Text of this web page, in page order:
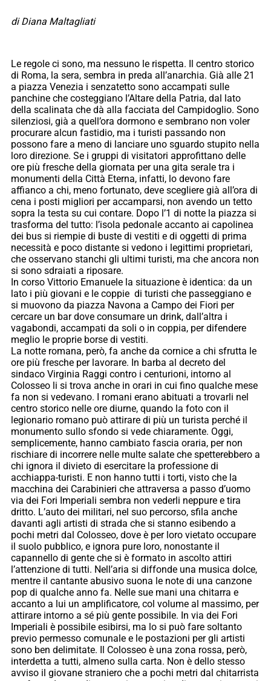
di Diana Maltagliati
Le regole ci sono, ma nessuno le rispetta. Il centro storico
di Roma, la sera, sembra in preda all’anarchia. Già alle 21
a piazza Venezia i senzatetto sono accampati sulle
panchine che costeggiano l’Altare della Patria, dal lato
della scalinata che dà alla facciata del Campidoglio. Sono
silenziosi, già a quell’ora dormono e sembrano non voler
procurare alcun fastidio, ma i turisti passando non
possono fare a meno di lanciare uno sguardo stupito nella
loro direzione. Se i gruppi di visitatori approfittano delle
ore più fresche della giornata per una gita serale tra i
monumenti della Città Eterna, infatti, lo devono fare
affianco a chi, meno fortunato, deve scegliere già all’ora di
cena i posti migliori per accamparsi, non avendo un tetto
sopra la testa su cui contare. Dopo l’1 di notte la piazza si
trasforma del tutto: l’isola pedonale accanto ai capolinea
dei bus si riempie di buste di vestiti e di oggetti di prima
necessità e poco distante si vedono i legittimi proprietari,
che osservano stanchi gli ultimi turisti, ma che ancora non
si sono sdraiati a riposare.
In corso Vittorio Emanuele la situazione è identica: da un
lato i più giovani e le coppie di turisti che passeggiano e
si muovono da piazza Navona a Campo dei Fiori per
cercare un bar dove consumare un drink, dall’altra i
vagabondi, accampati da soli o in coppia, per difendere
meglio le proprie borse di vestiti.
La notte romana, però, fa anche da cornice a chi sfrutta le
ore più fresche per lavorare. In barba al decreto del
sindaco Virginia Raggi contro i centurioni, intorno al
Colosseo li si trova anche in orari in cui fino qualche mese
fa non si vedevano. I romani erano abituati a trovarli nel
centro storico nelle ore diurne, quando la foto con il
legionario romano può attirare di più un turista perché il
monumento sullo sfondo si vede chiaramente. Oggi,
semplicemente, hanno cambiato fascia oraria, per non
rischiare di incorrere nelle multe salate che spetterebbero a
chi ignora il divieto di esercitare la professione di
acchiappa-turisti. E non hanno tutti i torti, visto che la
macchina dei Carabinieri che attraversa a passo d’uomo
via dei Fori Imperiali sembra non vederli neppure e tira
dritto. L’auto dei militari, nel suo percorso, sfila anche
davanti agli artisti di strada che si stanno esibendo a
pochi metri dal Colosseo, dove è per loro vietato occupare
il suolo pubblico, e ignora pure loro, nonostante il
capannello di gente che si è formato in ascolto attiri
l’attenzione di tutti. Nell’aria si diffonde una musica dolce,
mentre il cantante abusivo suona le note di una canzone
pop di qualche anno fa. Nelle sue mani una chitarra e
accanto a lui un amplificatore, col volume al massimo, per
attirare intorno a sé più gente possibile. In via dei Fori
Imperiali è possibile esibirsi, ma lo si può fare soltanto
previo permesso comunale e le postazioni per gli artisti
sono ben delimitate. Il Colosseo è una zona rossa, però,
interdetta a tutti, almeno sulla carta. Non è dello stesso
avviso il giovane straniero che a pochi metri dal chitarrista